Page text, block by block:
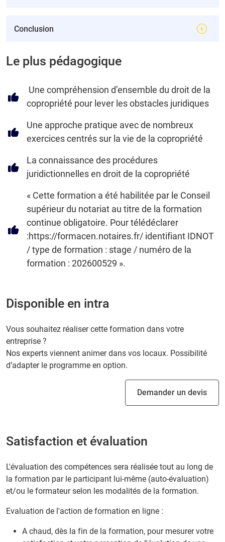
Conclusion
Le plus pédagogique
Une compréhension d’ensemble du droit de la
copropriété pour lever les obstacles juridiques
Une approche pratique avec de nombreux
exercices centrés sur la vie de la copropriété
La connaissance des procédures
juridictionnelles en droit de la copropriété
« Cette formation a été habilitée par le Conseil
supérieur du notariat au titre de la formation
continue obligatoire. Pour télédéclarer
:https://formacen.notaires.fr/ identifiant IDNOT
/ type de formation : stage / numéro de la
formation : 202600529 ».
Disponible en intra
Vous souhaitez réaliser cette formation dans votre
entreprise ?
Nos experts viennent animer dans vos locaux. Possibilité
d’adapter le programme en option.
Demander un devis
Satisfaction et évaluation
L'évaluation des compétences sera réalisée tout au long de
la formation par le participant lui-même (auto-évaluation)
et/ou le formateur selon les modalités de la formation.
Evaluation de l'action de formation en ligne :
A chaud, dès la fin de la formation, pour mesurer votre